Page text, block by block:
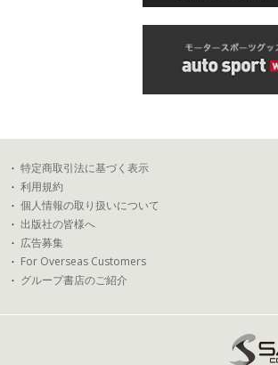
特定商取引法に基づく表示
利用規約
個人情報の取り扱いについて
出版社の皆様へ
広告募集
For Overseas Customers
グループ書店のご紹介